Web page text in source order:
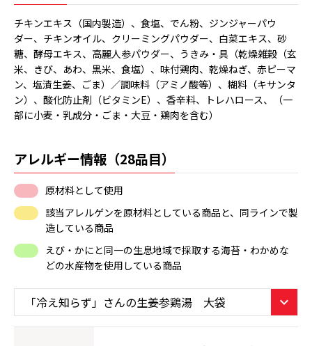
チキンエキス（国内製造）、食塩、でん粉、ジンジャーパウ
ダー、チキンオイル、クリーミングパウダー、白菜エキス、砂
糖、酵母エキス、高麗人参パウダー、うきみ・具（乾燥雑穀（玄
米、きび、あわ、黒米、食塩）、味付鶏肉、乾燥ねぎ、赤ピーマ
ン、塩漬生姜、ごま）／調味料（アミノ酸等）、糊料（キサンタ
ン）、酸化防止剤（ビタミンE）、香辛料、トレハロース、（一
部に小麦・乳成分・ごま・大豆・鶏肉を含む）
アレルギー情報（28品目）
原材料として使用
該当アレルゲンを原材料としている商品と、同ラインで製
造している商品
えび・かにと同一の生息地域で採取する海苔・わかめな
どの水産物を使用している商品